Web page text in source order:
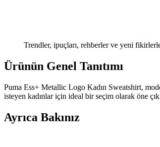
Trendler, ipuçları, rehberler ve yeni
Ürünün Genel Tanıtımı
Puma Ess+ Metallic Logo Kadın Sweatshirt,
isteyen kadınlar için ideal bir seçim olarak öne
Ayrıca Bakınız